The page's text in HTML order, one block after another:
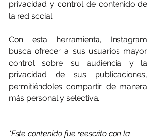
privacidad y control de contenido de
la red social.
Con esta herramienta, Instagram
busca ofrecer a sus usuarios mayor
control sobre su audiencia y la
privacidad de sus publicaciones,
permitiéndoles compartir de manera
más personal y selectiva.
*Este contenido fue reescrito con la